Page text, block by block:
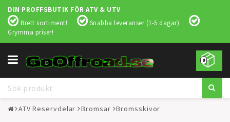
DIN PROFFSBUTIK FÖR ATV & UTV
Brett sortiment!
Snabba leveranser (1-5 dagar)
Grymma priser!
0
Toggle
navigation
ATV Reservdelar Bromsar Bromsskivor